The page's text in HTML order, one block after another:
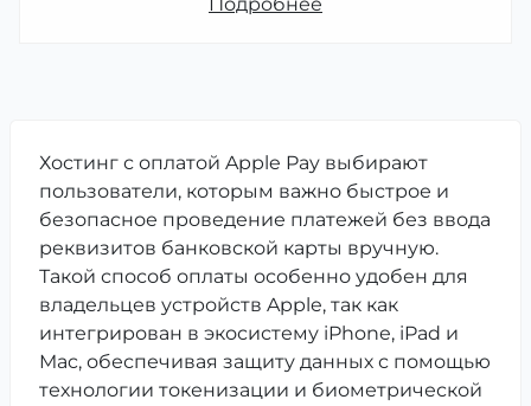
Хостинг с оплатой Apple Pay выбирают
пользователи, которым важно быстрое и
безопасное проведение платежей без ввода
реквизитов банковской карты вручную.
Такой способ оплаты особенно удобен для
владельцев устройств Apple, так как
интегрирован в экосистему iPhone, iPad и
Mac, обеспечивая защиту данных с помощью
технологии токенизации и биометрической